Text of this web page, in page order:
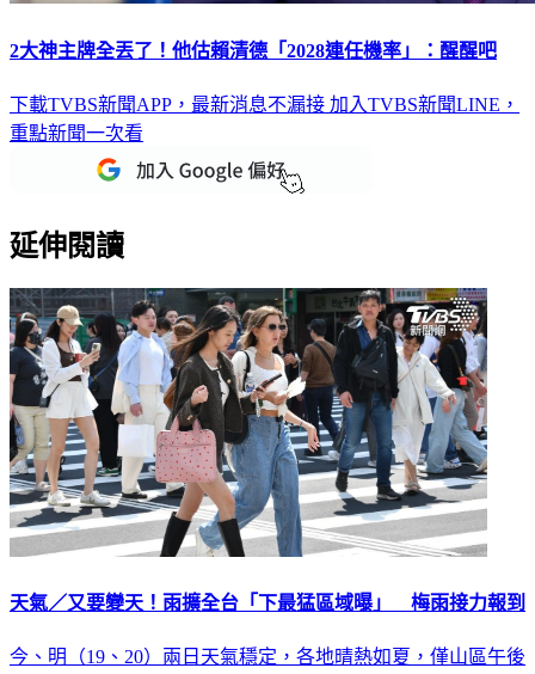
2大神主牌全丟了！他估賴清德「2028連任機率」：醒醒吧
下載TVBS新聞APP，最新消息不漏接 加入TVBS新聞LINE，
重點新聞一次看
延伸閱讀
天氣／又要變天！雨擴全台「下最猛區域曝」 梅雨接力報到
今、明（19、20）兩日天氣穩定，各地晴熱如夏，僅山區午後